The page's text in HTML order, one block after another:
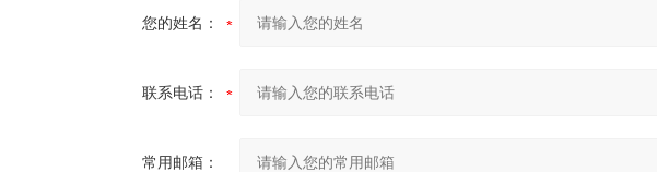
您的姓名：
联系电话：
常用邮箱：